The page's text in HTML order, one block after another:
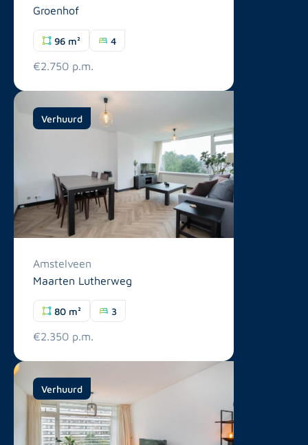
Groenhof
96 m² 4
€2.750 p.m.
Verhuurd
Amstelveen
Maarten Lutherweg
80 m² 3
€2.350 p.m.
Verhuurd